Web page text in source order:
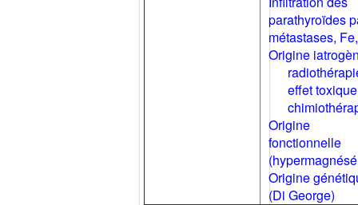
parathyroïdes
métastases,
Origine
effet toxique
Origine
fonctionnelle
Origine
(Di George)